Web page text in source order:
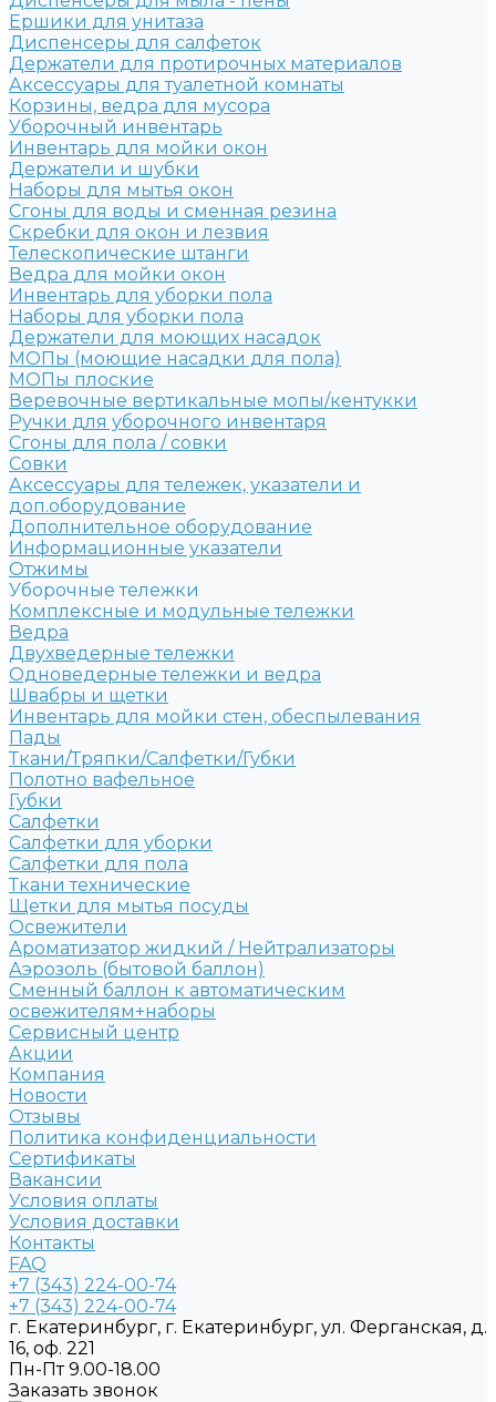
Ершики для унитаза
Диспенсеры для салфеток
Держатели для протирочных материалов
Аксессуары для туалетной комнаты
Корзины, ведра для мусора
Уборочный инвентарь
Инвентарь для мойки окон
Держатели и шубки
Наборы для мытья окон
Сгоны для воды и сменная резина
Скребки для окон и лезвия
Телескопические штанги
Ведра для мойки окон
Инвентарь для уборки пола
Наборы для уборки пола
Держатели для моющих насадок
МОПы (моющие насадки для пола)
МОПы плоские
Веревочные вертикальные мопы/кентукки
Ручки для уборочного инвентаря
Сгоны для пола / совки
Совки
Аксессуары для тележек, указатели и
доп.оборудование
Дополнительное оборудование
Информационные указатели
Отжимы
Уборочные тележки
Комплексные и модульные тележки
Ведра
Двухведерные тележки
Одноведерные тележки и ведра
Швабры и щетки
Инвентарь для мойки стен, обеспылевания
Пады
Ткани/Тряпки/Салфетки/Губки
Полотно вафельное
Губки
Салфетки
Салфетки для уборки
Салфетки для пола
Ткани технические
Щетки для мытья посуды
Освежители
Ароматизатор жидкий / Нейтрализаторы
Аэрозоль (бытовой баллон)
Сменный баллон к автоматическим
освежителям+наборы
Сервисный центр
Акции
Компания
Новости
Отзывы
Политика конфиденциальности
Сертификаты
Вакансии
Условия оплаты
Условия доставки
Контакты
FAQ
+7 (343) 224-00-74
+7 (343) 224-00-74
г. Екатеринбург, г. Екатеринбург, ул. Ферганская, д.
16, оф. 221
Пн-Пт 9.00-18.00
Заказать звонок